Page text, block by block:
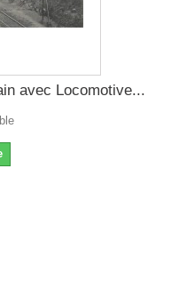
avec Locomotive...